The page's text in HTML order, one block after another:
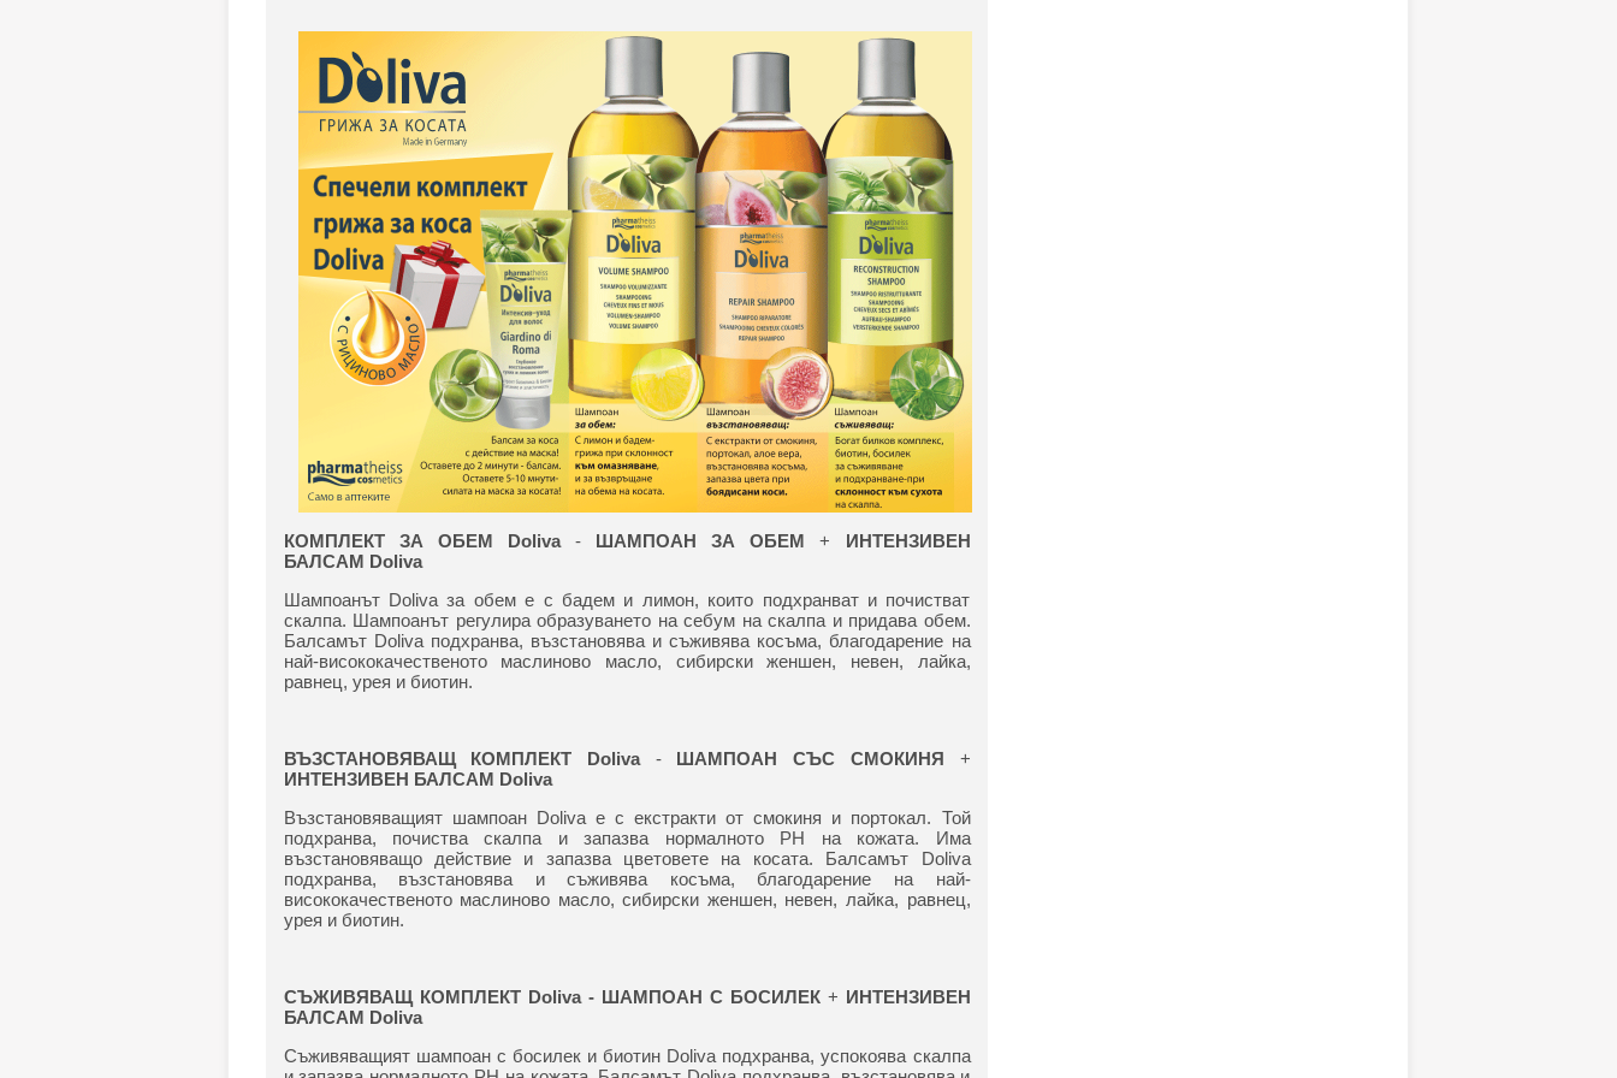
КОМПЛЕКТ ЗА ОБЕМ Doliva - ШАМПОАН ЗА ОБЕМ + ИНТЕНЗИВЕН
БАЛСАМ Doliva
Шампоанът Doliva за обем е с бадем и лимон, които подхранват и почистват
скалпа. Шампоанът регулира образуването на себум на скалпа и придава обем.
Балсамът Doliva подхранва, възстановява и съживява косъма, благодарение на
най-висококачественото маслиново масло, сибирски женшен, невен, лайка,
равнец, урея и биотин.
ВЪЗСТАНОВЯВАЩ КОМПЛЕКТ Doliva - ШАМПОАН СЪС СМОКИНЯ +
ИНТЕНЗИВЕН БАЛСАМ Doliva
Възстановяващият шампоан Doliva е с екстракти от смокиня и портокал. Той
подхранва, почиства скалпа и запазва нормалното PH на кожата. Има
възстановяващо действие и запазва цветовете на косата. Балсамът Doliva
подхранва, възстановява и съживява косъма, благодарение на най-
висококачественото маслиново масло, сибирски женшен, невен, лайка, равнец,
урея и биотин.
СЪЖИВЯВАЩ КОМПЛЕКТ Doliva - ШАМПОАН С БОСИЛЕК + ИНТЕНЗИВЕН
БАЛСАМ Doliva
Съживяващият шампоан с босилек и биотин Doliva подхранва, успокоява скалпа